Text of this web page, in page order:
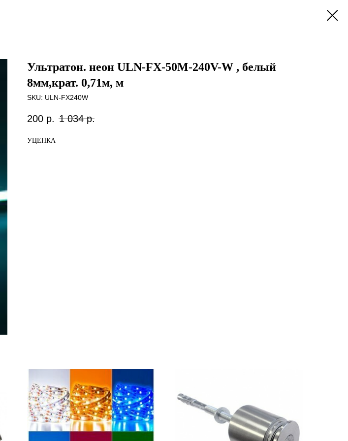
Ультратон. неон ULN-FX-50M-240V-W , белый
8мм,крат. 0,71м, м
SKU: ULN-FX240W
200 р. 1 034 р.
УЦЕНКА